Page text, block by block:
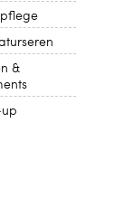
&